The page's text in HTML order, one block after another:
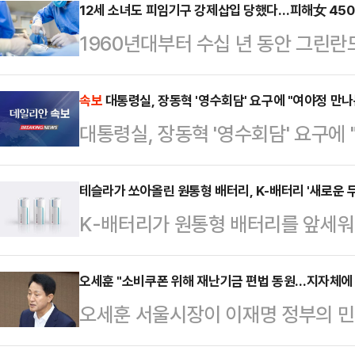
겠다"고 다짐했다.국민의힘 의원들
서 열린 연찬회에서 국민만 바라보
지'를 작성하고 과거를 딛고 새롭게
석한 국민의힘 의원들은 당에서 나
을 담은 손편지를 작성했다. 일부
은 로비에 나와 진지한 표정으로…
12세 소녀도 피임기구 강제삽입 당했다…피해女
1960년대부터 수십 년 동안 그린
자궁 내 피임기구(IUD) 강제 시술
일(현지시간) 미 뉴욕타임스
프레데릭센 덴마크 총리는 이날 옌
동 성명을 내고 "이미 벌어진 일을
덴마크를 대표해 사과한다"고 말
민지였다. 피해 여성들과 그린란드
구 증가를…
속보대통령실, 장동혁 '영수회담' 요구에 "여야정 만
대통령실, 장동혁 '영수회담' 요구
테슬라가 쏘아올린 원통형 배터리, K-배터리 '새로운
K-배터리가 원통형 배터리를 앞세
LG에너지솔루션이 베트남과 중국
입지를 다지고 있는 가운데, 생산성
형 배터리 시장에 삼성SDI와 SK온
뛰어들며 치열한 경쟁을 벌이고 있
오세훈 "소비쿠폰 위해 재난기금 편법 동원…지자체
오세훈 서울시장이 이재명 정부의
했다.오 시장은 29일 서울시의회